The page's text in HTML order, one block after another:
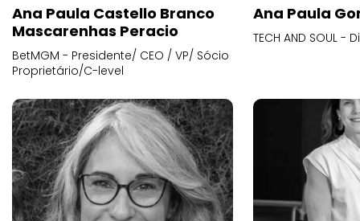
Ana Paula Castello Branco
Mascarenhas Peracio
BetMGM - Presidente/ CEO / VP/ Sócio
Proprietário/C-level
Ana Paula
TECH AND SOUL